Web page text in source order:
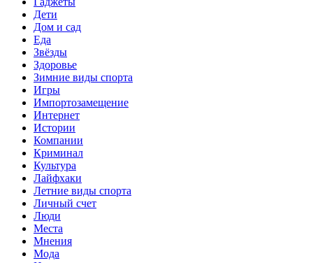
Дети
Дом и сад
Еда
Звёзды
Здоровье
Зимние виды спорта
Игры
Импортозамещение
Интернет
Истории
Компании
Криминал
Культура
Лайфхаки
Летние виды спорта
Личный счет
Люди
Места
Мнения
Мода